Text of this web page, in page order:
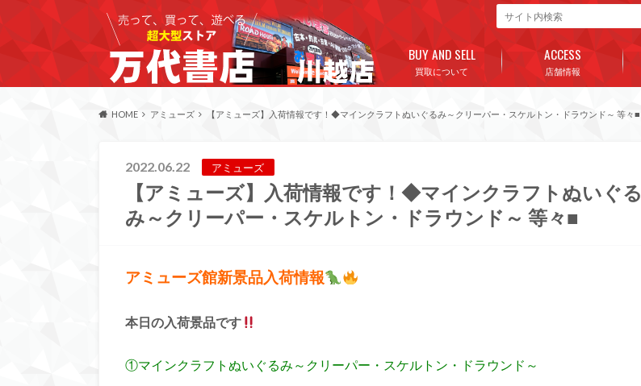
買取について
BUY AND SELL
店舗情報
ACCESS
HOME アミューズ 【アミューズ】入荷情報です！◆マインクラフトぬいぐるみ～クリーパー・スケルトン・ドラウンド～ 等々■
2022.06.22 アミューズ
【アミューズ】入荷情報です！◆マインクラフトぬいぐる
み～クリーパー・スケルトン・ドラウンド～ 等々■
アミューズ館新景品入荷情報
本日の入荷景品です
①マインクラフトぬいぐるみ～クリーパー・スケルトン・ドラウンド～